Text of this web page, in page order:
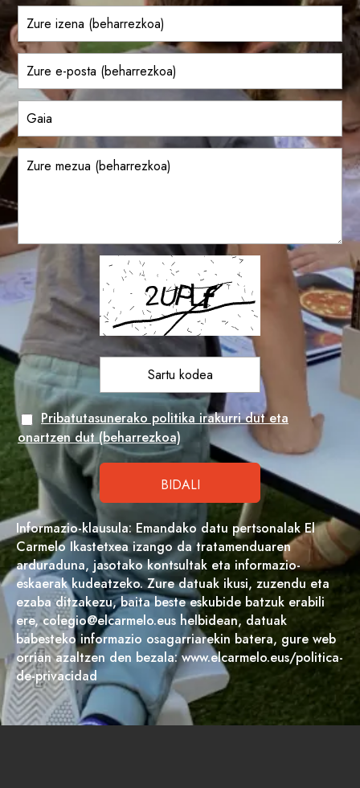
Pribatutasunerako politika irakurri dut eta
onartzen dut (beharrezkoa)
Informazio-klausula: Emandako datu pertsonalak El
Carmelo Ikastetxea izango da tratamenduaren
arduraduna, jasotako kontsultak eta informazio-
eskaerak kudeatzeko. Zure datuak ikusi, zuzendu eta
ezaba ditzakezu, baita beste eskubide batzuk erabili
ere, colegio@elcarmelo.eus helbidean, datuak
babesteko informazio osagarriarekin batera, gure web
orrian azaltzen den bezala: www.elcarmelo.eus/politica-
de-privacidad